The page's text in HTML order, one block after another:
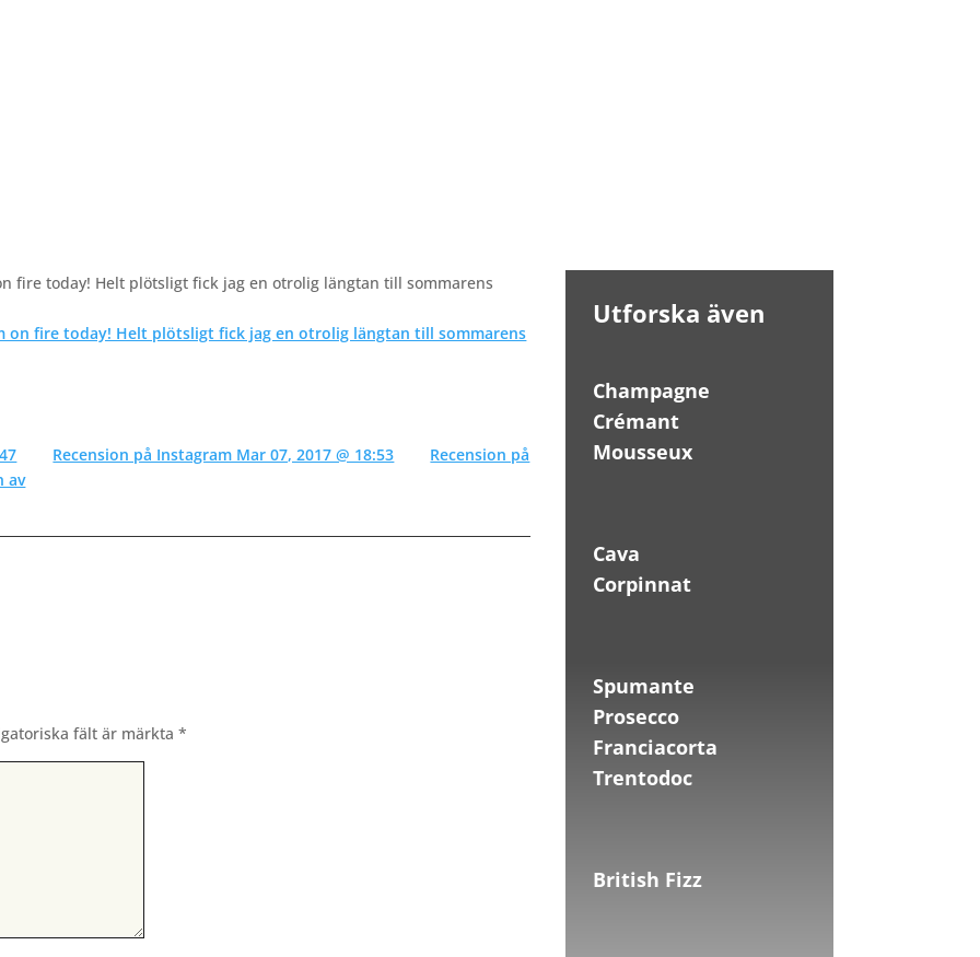
fire today! Helt plötsligt fick jag en otrolig längtan till sommarens
Recension på Instagram Mar 07, 2017 @ 18:53
Recension på
av
fält är märkta*
Utforska även
Champagne
Crémant
Mousseux
Cava
Corpinnat
Spumante
Prosecco
Franciacorta
Trentodoc
British Fizz